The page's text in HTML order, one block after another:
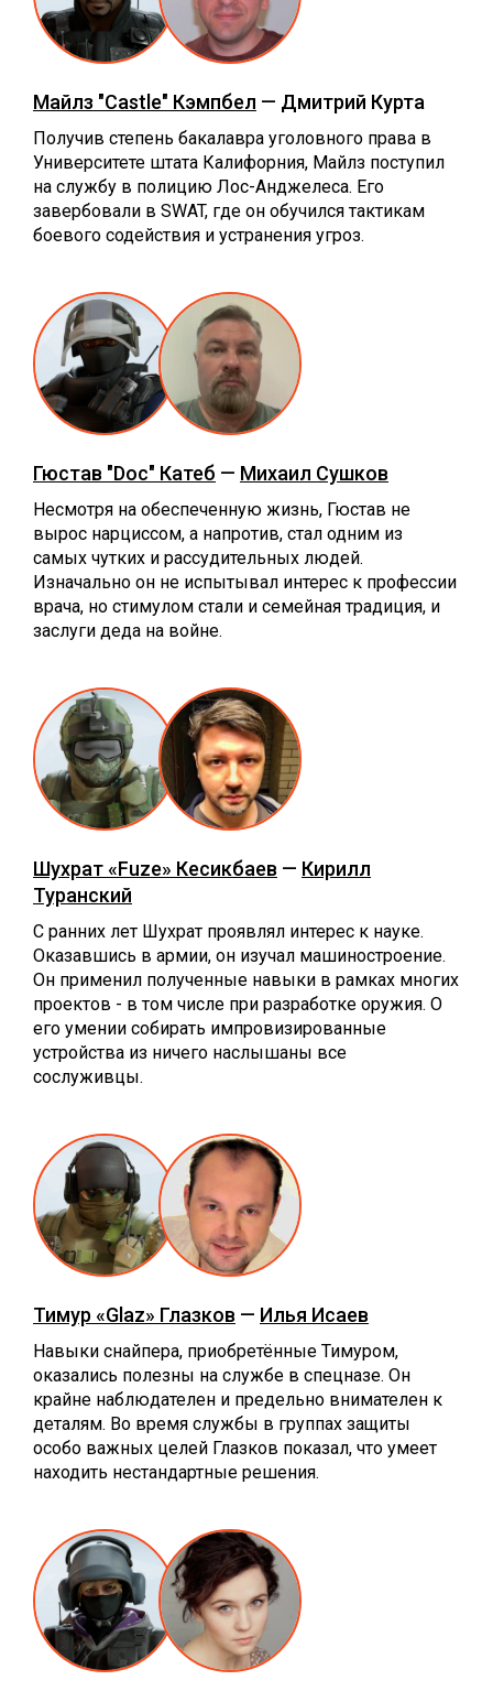
Майлз "Castle" Кэмпбел — Дмитрий Курта
Получив степень бакалавра уголовного права в
Университете штата Калифорния, Майлз поступил
на службу в полицию Лос-Анджелеса. Его
завербовали в SWAT, где он обучился тактикам
боевого содействия и устранения угроз.
Гюстав "Doc" Катеб — Михаил Сушков
Несмотря на обеспеченную жизнь, Гюстав не
вырос нарциссом, а напротив, стал одним из
самых чутких и рассудительных людей.
Изначально он не испытывал интерес к профессии
врача, но стимулом стали и семейная традиция, и
заслуги деда на войне.
Шухрат «Fuze» Кесикбаев — Кирилл
Туранский
С ранних лет Шухрат проявлял интерес к науке.
Оказавшись в армии, он изучал машиностроение.
Он применил полученные навыки в рамках многих
проектов - в том числе при разработке оружия. О
его умении собирать импровизированные
устройства из ничего наслышаны все
сослуживцы.
Тимур «Glaz» Глазков — Илья Исаев
Навыки снайпера, приобретённые Тимуром,
оказались полезны на службе в спецназе. Он
крайне наблюдателен и предельно внимателен к
деталям. Во время службы в группах защиты
особо важных целей Глазков показал, что умеет
находить нестандартные решения.